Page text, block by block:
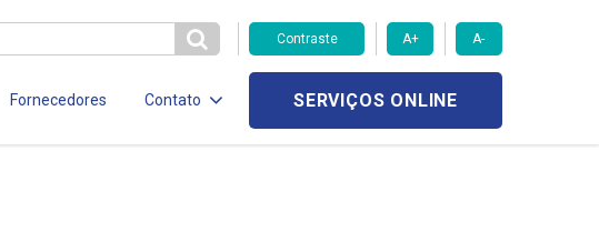
Contraste A+ A-
Fornecedores Contato SERVIÇOS ONLINE